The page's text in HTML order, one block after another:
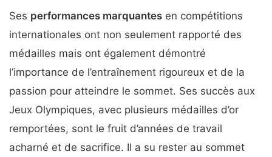
Ses performances marquantes en compétitions
internationales ont non seulement rapporté des
médailles mais ont également démontré
l’importance de l’entraînement rigoureux et de la
passion pour atteindre le sommet. Ses succès aux
Jeux Olympiques, avec plusieurs médailles d’or
remportées, sont le fruit d’années de travail
acharné et de sacrifice. Il a su rester au sommet